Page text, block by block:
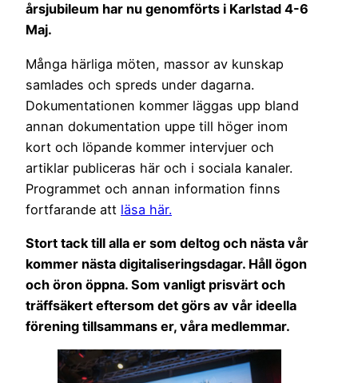
årsjubileum har nu genomförts i Karlstad 4-6
Maj.
Många härliga möten, massor av kunskap
samlades och spreds under dagarna.
Dokumentationen kommer läggas upp bland
annan dokumentation uppe till höger inom
kort och löpande kommer intervjuer och
artiklar publiceras här och i sociala kanaler.
Programmet och annan information finns
fortfarande att läsa här.
Stort tack till alla er som deltog och nästa vår
kommer nästa digitaliseringsdagar. Håll ögon
och öron öppna. Som vanligt prisvärt och
träffsäkert eftersom det görs av vår ideella
förening tillsammans er, våra medlemmar.